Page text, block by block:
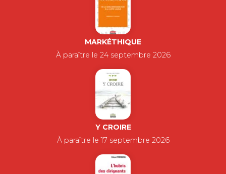
MARKÉTHIQUE
À paraître le 24 septembre 2026
Y CROIRE
À paraître le 17 septembre 2026